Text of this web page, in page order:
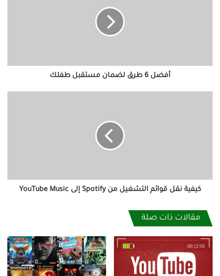
أفضل 6 طرق لضمان مستقبل طفلك
Music
كيفية نقل قوائم التشغيل من Spotify إلى YouTube Music
مقالات ذات صلة